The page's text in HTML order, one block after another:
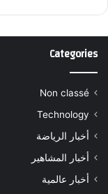
Categories
Non classé
Technology
أخبار الرياضة
أخبار المشاهير
أخبار عالمية